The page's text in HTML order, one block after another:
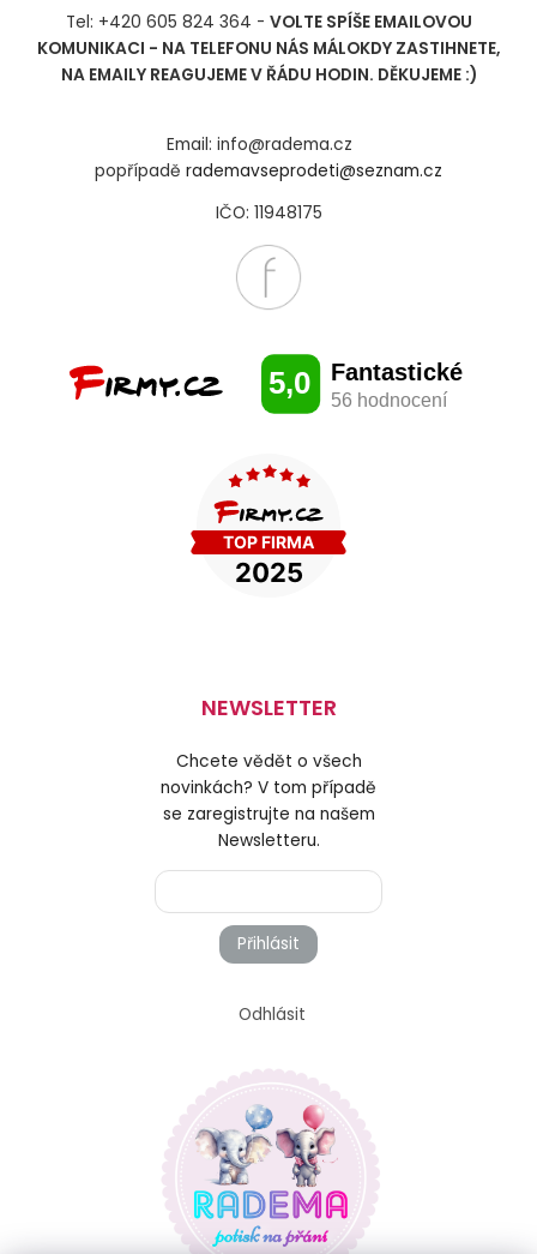
Tel: +420 605 824 364 - VOLTE SPÍŠE EMAILOVOU
KOMUNIKACI - NA TELEFONU NÁS MÁLOKDY ZASTIHNETE,
NA EMAILY REAGUJEME V ŘÁDU HODIN. DĚKUJEME :)
Email: info@radema.cz
popřípadě rademavseprodeti@seznam.cz
IČO: 11948175
NEWSLETTER
Chcete vědět o všech
novinkách? V tom případě
se zaregistrujte na našem
Newsletteru.
Přihlásit
Odhlásit